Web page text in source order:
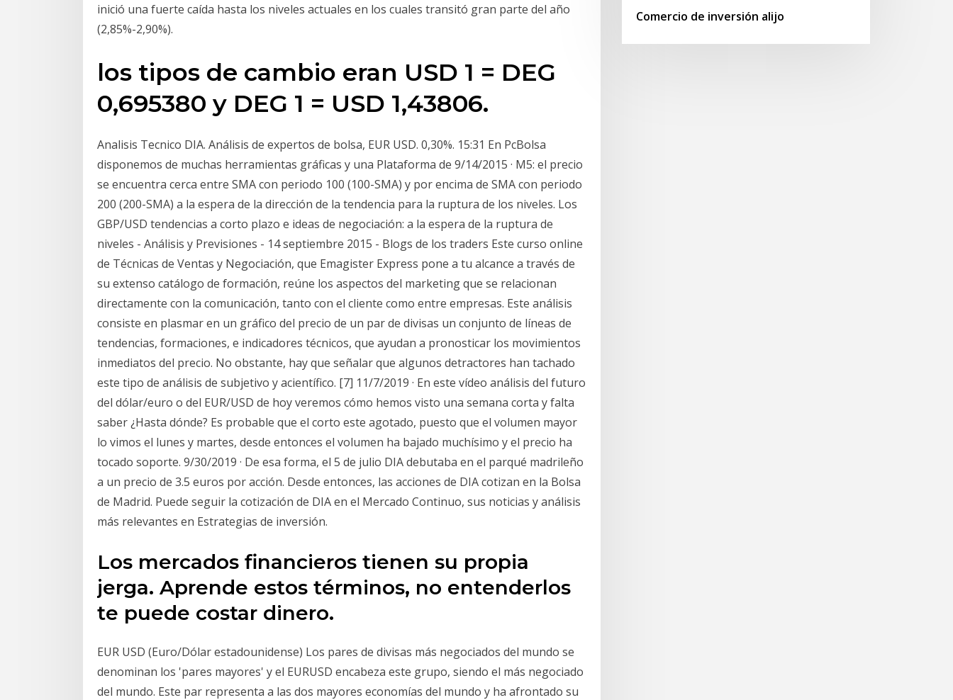
inició una fuerte caída hasta los niveles actuales en los cuales transitó gran parte del año
(2,85%-2,90%).
los tipos de cambio eran USD 1 = DEG
0,695380 y DEG 1 = USD 1,43806.
Analisis Tecnico DIA. Análisis de expertos de bolsa, EUR USD. 0,30%. 15:31 En PcBolsa
disponemos de muchas herramientas gráficas y una Plataforma de 9/14/2015 · M5: el precio
se encuentra cerca entre SMA con periodo 100 (100-SMA) y por encima de SMA con periodo
200 (200-SMA) a la espera de la dirección de la tendencia para la ruptura de los niveles. Los
GBP/USD tendencias a corto plazo e ideas de negociación: a la espera de la ruptura de
niveles - Análisis y Previsiones - 14 septiembre 2015 - Blogs de los traders Este curso online
de Técnicas de Ventas y Negociación, que Emagister Express pone a tu alcance a través de
su extenso catálogo de formación, reúne los aspectos del marketing que se relacionan
directamente con la comunicación, tanto con el cliente como entre empresas. Este análisis
consiste en plasmar en un gráfico del precio de un par de divisas un conjunto de líneas de
tendencias, formaciones, e indicadores técnicos, que ayudan a pronosticar los movimientos
inmediatos del precio. No obstante, hay que señalar que algunos detractores han tachado
este tipo de análisis de subjetivo y acientífico. [7] 11/7/2019 · En este vídeo análisis del futuro
del dólar/euro o del EUR/USD de hoy veremos cómo hemos visto una semana corta y falta
saber ¿Hasta dónde? Es probable que el corto este agotado, puesto que el volumen mayor
lo vimos el lunes y martes, desde entonces el volumen ha bajado muchísimo y el precio ha
tocado soporte. 9/30/2019 · De esa forma, el 5 de julio DIA debutaba en el parqué madrileño
a un precio de 3.5 euros por acción. Desde entonces, las acciones de DIA cotizan en la Bolsa
de Madrid. Puede seguir la cotización de DIA en el Mercado Continuo, sus noticias y análisis
más relevantes en Estrategias de inversión.
Los mercados financieros tienen su propia
jerga. Aprende estos términos, no entenderlos
te puede costar dinero.
EUR USD (Euro/Dólar estadounidense) Los pares de divisas más negociados del mundo se
denominan los 'pares mayores' y el EURUSD encabeza este grupo, siendo el más negociado
del mundo. Este par representa a las dos mayores economías del mundo y ha afrontado su
Comercio de inversión alijo